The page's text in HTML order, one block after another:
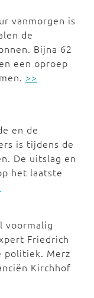
vanmorgen is
de
Bijna 62
een oproep
>>
en de
is tijdens de
De uitslag en
het laatste
voormalig
Friedrich
politiek. Merz
Kirchhof